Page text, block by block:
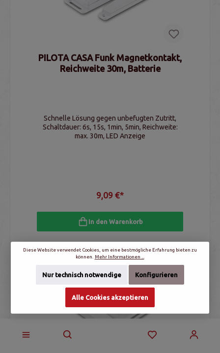
PILOTA CASA Funk Magnetkontakt,
Reichweite 30m, Batterie
Schnelle Lösung gegen unbefugten Zutritt,
Schaltdauer: 6s, 15s, 1min, 5min, Reichweite:
max. 30m, LED Anzeige
9,09 €*
In den Warenkorb
Diese Website verwendet Cookies, um eine bestmögliche Erfahrung bieten zu
können.
Mehr Informationen ...
Nur technisch notwendige Konfigurieren
Alle Cookies akzeptieren